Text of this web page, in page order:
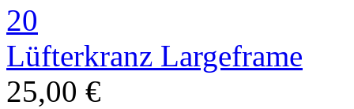
Lüfterkranz Largeframe
25,00 €